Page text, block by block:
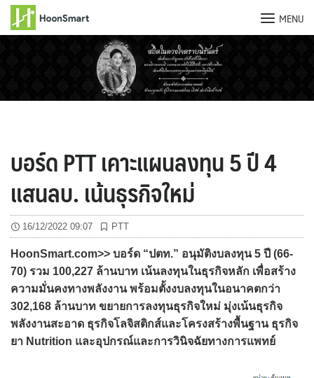
MENU
บอร์ด PTT เคาะแผนลงทุน 5 ปี 4
แสนลบ. เน้นธุรกิจใหม่
16/12/2022 09:07 PTT
HoonSmart.com>> บอร์ด “ปตท.” อนุมัติงบลงทุน 5 ปี (66-
70) รวม 100,227 ล้านบาท เน้นลงทุนในธุรกิจหลัก เพื่อสร้าง
ความมั่นคงทางพลังงาน พร้อมตั้งงบลงทุนในอนาคตกว่า
302,168 ล้านบาท ขยายการลงทุนธุรกิจใหม่ มุ่งเน้นธุรกิจ
พลังงานสะอาด ธุรกิจโลจิสติกส์และโครงสร้างพื้นฐาน ธุรกิจ
ยา Nutrition และอุปกรณ์และการวินิจฉัยทางการแพทย์